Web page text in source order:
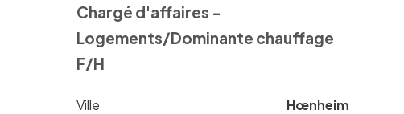
Chargé d'affaires -
Logements/Dominante chauffage
F/H
Ville Hœnheim